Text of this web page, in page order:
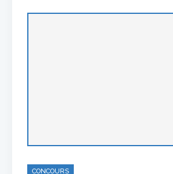
CONCOURS